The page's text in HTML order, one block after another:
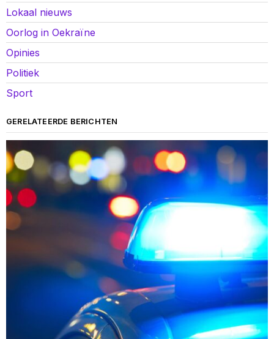
Lokaal nieuws
Oorlog in Oekraïne
Opinies
Politiek
Sport
GERELATEERDE BERICHTEN